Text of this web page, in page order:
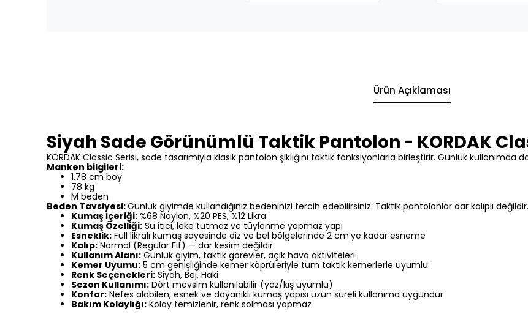
Ürün Açıklaması
Siyah Sade Görünümlü Taktik Pantolon - KORDAK
KORDAK Classic Serisi, sade tasarımıyla klasik pantolon şıklığını taktik fonksiyonlarla birleştirir. Günlük
Manken bilgileri:
1.78 cm boy
78 kg
M beden
Beden Tavsiyesi:Günlük giyimde kullandığınız bedeninizi tercih edebilirsiniz. Taktik pantolonlar dar kalıplı değildir.
Kumaş İçeriği: %68 Naylon, %20 PES, %12 Likra
Kumaş Özelliği: Su itici, leke tutmaz ve tüylenme yapmaz yapı
Esneklik: Full likralı kumaş sayesinde diz ve bel bölgelerinde 2 cm’ye kadar esneme
Kalıp: Normal (Regular Fit) — dar kesim değildir
Kullanım Alanı: Günlük giyim, taktik görevler, açık hava aktiviteleri
Kemer Uyumu: 5 cm genişliğinde kemer köprüleriyle tüm taktik kemerlerle uyumlu
Renk Seçenekleri: Siyah, Bej, Haki
Sezon Kullanımı: Dört mevsim kullanılabilir (yaz/kış uyumlu)
Konfor: Nefes alabilen, esnek ve dayanıklı kumaş yapısı uzun süreli kullanıma uygundur
Bakım Kolaylığı: Kolay temizlenir, renk solması yapmaz